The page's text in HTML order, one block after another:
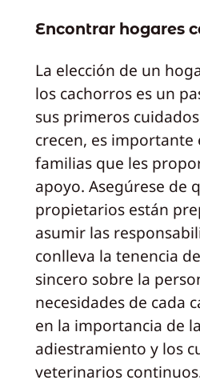
Encontrar hogares
La elección de un
los cachorros es un
sus primeros
crecen, es
familias que les
apoyo. Asegúrese de
propietarios están
asumir las
conlleva la tenencia
sincero sobre la
necesidades de cada
en la importancia de
adiestramiento y los
veterinarios